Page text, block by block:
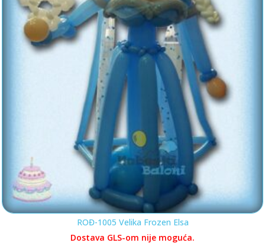
ROĐ-1005 Velika Frozen Elsa
Dostava GLS-om nije moguća.